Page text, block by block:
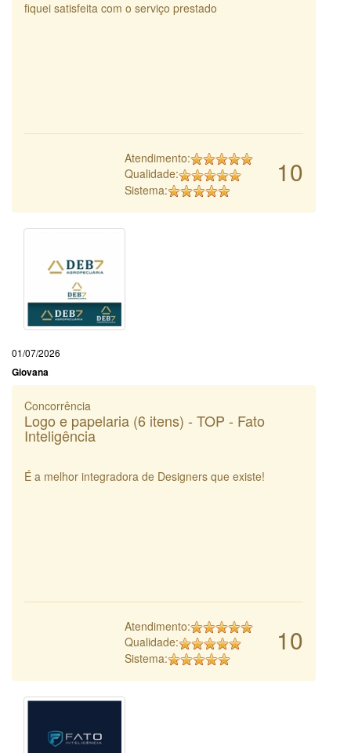
fiquei satisfeita com o serviço prestado
10
Atendimento:
Qualidade:
Sistema:
01/07/2026
Giovana
Concorrência
Logo e papelaria (6 itens) - TOP - Fato
Inteligência
É a melhor integradora de Designers que existe!
10
Atendimento:
Qualidade:
Sistema: